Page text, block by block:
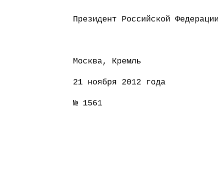
Президент
Москва, Кремль
21 ноября 2012 года
№ 1561